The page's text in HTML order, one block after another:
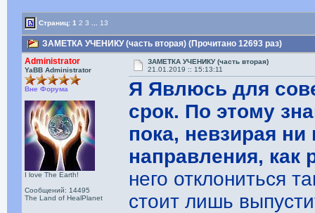
Страниц:1 2 3 13
ЗАМЕТКА УЧЕНИКУ (часть вторая) (Прочитано 12693 раз)
Administrator
YaBB Administrator
Вне Форума
I love The Earth!
Сообщений: 14495
The Land of HealPlanet
ЗАМЕТКА УЧЕНИКУ (часть вторая)
21.01.2019 :: 15:13:11
Я Явлюсь для
срок. По этому
пока, невзирая
направления,
него отклониться
стоит лишь